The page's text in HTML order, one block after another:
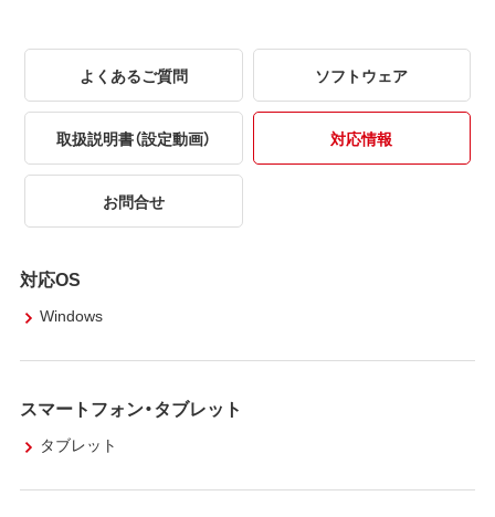
よくあるご質問 ソフトウェア
取扱説明書（設定動画） 対応情報
お問合せ
対応OS
Windows
スマートフォン・タブレット
タブレット